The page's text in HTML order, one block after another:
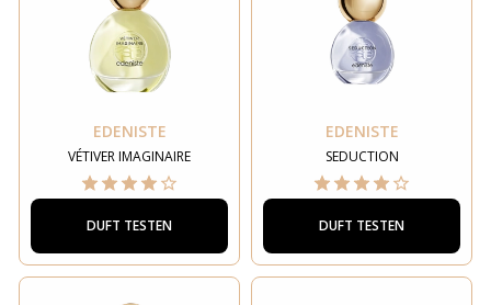
EDENISTE
VÉTIVER IMAGINAIRE
DUFT TESTEN
EDENISTE
SEDUCTION
DUFT TESTEN